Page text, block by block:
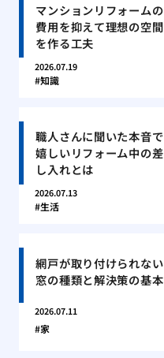
マンションリフォームの
費用を抑えて理想の空間
を作る工夫
2026.07.19
知識
職人さんに聞いた本音で
嬉しいリフォーム中の差
し入れとは
2026.07.13
生活
網戸が取り付けられない
窓の種類と解決策の基本
2026.07.11
家